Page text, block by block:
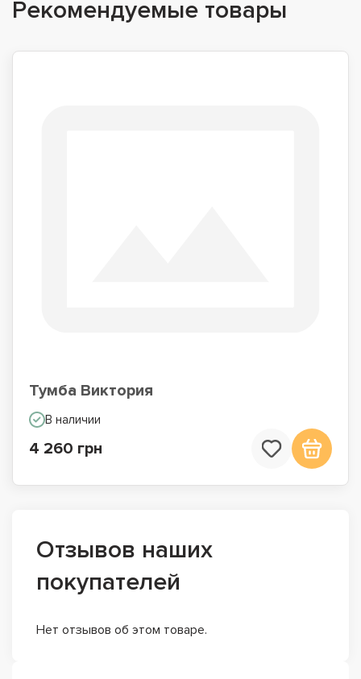
Рекомендуемые товары
Тумба Виктория
В наличии
4 260 грн
Отзывов наших
покупателей
Нет отзывов об этом товаре.